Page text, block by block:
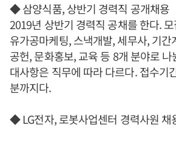
◆ 삼양식품, 상반기 경력직 공개채용
2019년 상반기 경력직 공채를 한다.
유가공마케팅, 스낵개발, 세무사, 기간
공헌, 문화홍보, 교육 등 8개 분야로
대사항은 직무에 따라 다르다. 접수기
분까지다.
◆ LG전자, 로봇사업센터 경력사원 채